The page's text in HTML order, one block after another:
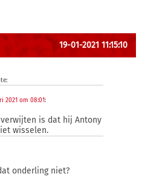
19-01-2021 11:15:10
2021 om 08:01:
verwijten is dat hij Antony
wisselen.
onderling niet?